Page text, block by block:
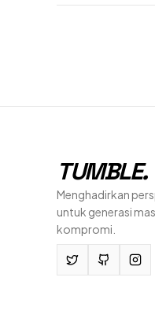
TUMBLE.
Menghadirkan
untuk generasi
kompromi.